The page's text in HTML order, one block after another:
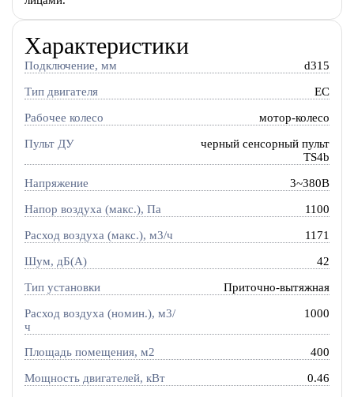
Характеристики
Подключение, мм d315
Тип двигателя EC
Рабочее колесо мотор-колесо
Пульт ДУ
черный сенсорный пульт
TS4b
Напряжение 3~380В
Напор воздуха (макс.), Па 1100
Расход воздуха (макс.), м3/ч 1171
Шум, дБ(А) 42
Тип установки Приточно-вытяжная
Расход воздуха (номин.), м3/
ч
1000
Площадь помещения, м2 400
Мощность двигателей, кВт 0.46